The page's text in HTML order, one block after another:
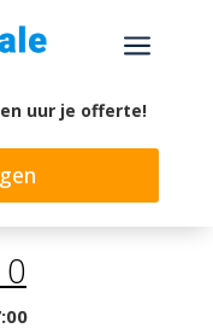
a
uur je offerte!